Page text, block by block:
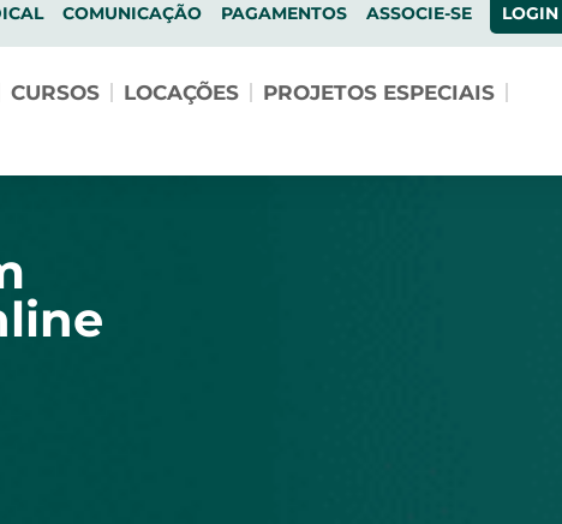
COMUNICAÇÃO PAGAMENTOS ASSOCIE-SE LOGIN
CURSOS LOCAÇÕES PROJETOS ESPECIAIS